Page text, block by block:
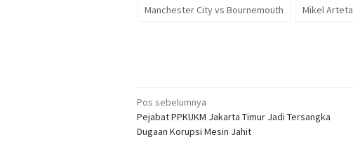
Manchester City vs Bournemouth
Mikel Arteta
Navigasi
pos
Pos sebelumnya
Pejabat PPKUKM Jakarta Timur Jadi Tersangka
Dugaan Korupsi Mesin Jahit